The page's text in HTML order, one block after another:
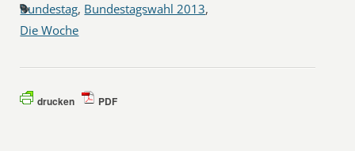
Bundestag, Bundestagswahl 2013,
Die Woche
drucken PDF